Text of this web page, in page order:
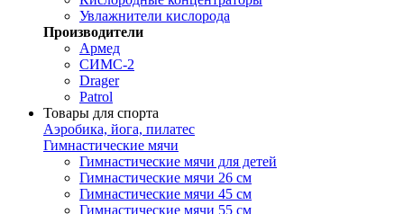
Увлажнители кислорода
Производители
Армед
СИМС-2
Drager
Patrol
Товары для спорта
Аэробика, йога, пилатес
Гимнастические мячи
Гимнастические мячи для детей
Гимнастические мячи 26 см
Гимнастические мячи 45 см
Гимнастические мячи 55 см